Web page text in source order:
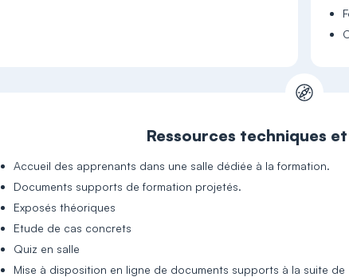
Ressources techniques
Accueil des apprenants dans une salle dédiée à la formation.
Documents supports de formation projetés.
Exposés théoriques
Etude de cas concrets
Quiz en salle
Mise à disposition en ligne de documents supports à la suite de